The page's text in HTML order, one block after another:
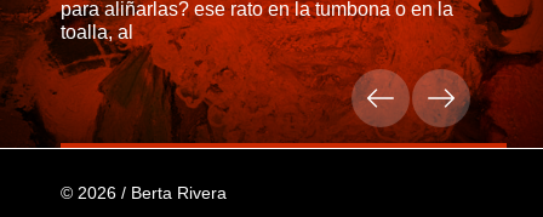
para aliñarlas? ese rato en la tumbona o en la
toalla, al
© 2026 / Berta Rivera